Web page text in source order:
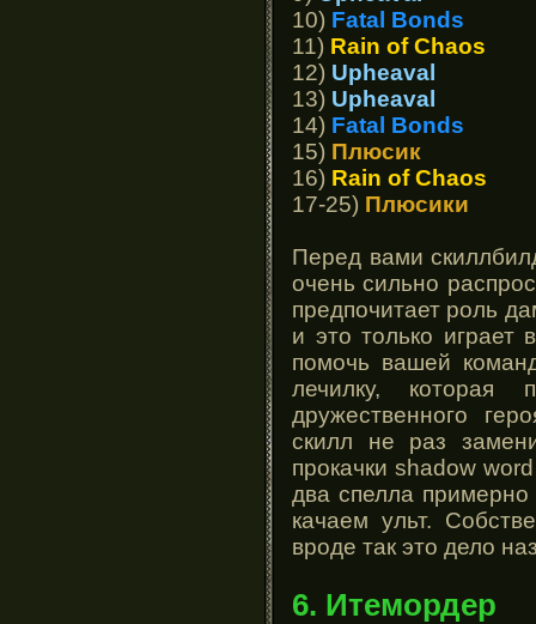
10) Fatal Bonds
11) Rain of Chaos
12) Upheaval
13) Upheaval
14) Fatal Bonds
15) Плюсик
16) Rain of Chaos
17-25) Плюсики
Перед вами
очень сильно
предпочитает роль
и это только
помочь вашей
лечилку,
дружественного
скилл не раз
прокачки shadow
два спелла
качаем ульт.
вроде так это дело
6. Итемордер